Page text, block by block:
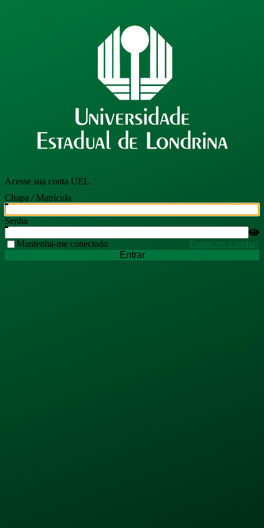
Acesse sua conta UEL
Chapa / Matrícula
Senha
Mantenha-me conectado
Esqueceu a senha?
Entrar